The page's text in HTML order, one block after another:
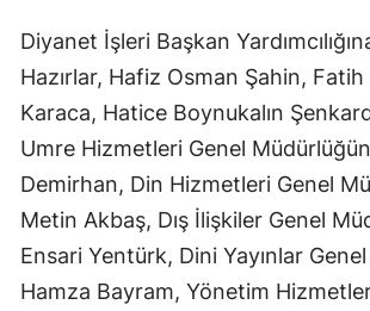
Diyanet İşleri Başkan
Hazırlar, Hafiz Osman Şahin,
Karaca, Hatice Boynukalın
Umre Hizmetleri Genel
Demirhan, Din Hizmetleri Genel
Metin Akbaş, Dış İlişkiler Genel
Ensari Yentürk, Dini Yayınlar
Hamza Bayram, Yönetim